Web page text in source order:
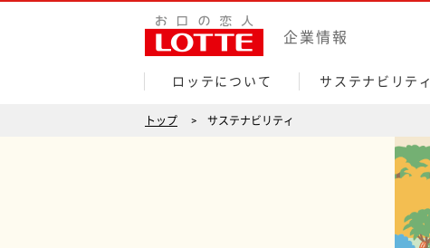
企業情報
ロッテについて サステナビリティ
トップ サステナビリティ